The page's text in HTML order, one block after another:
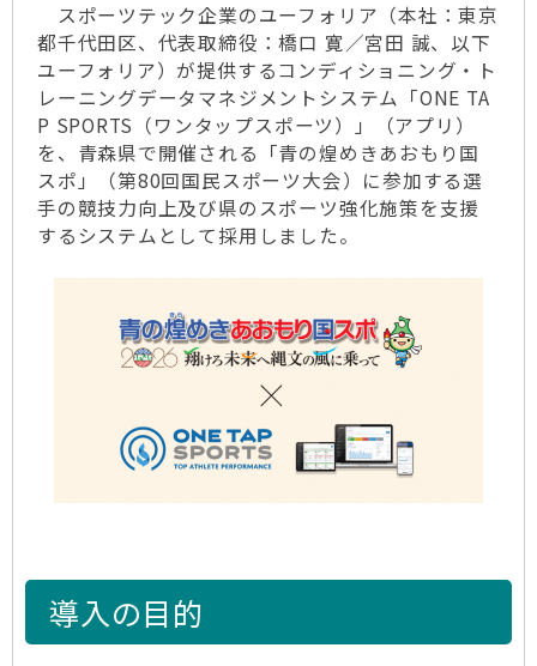
スポーツテック企業のユーフォリア（本社：東京
都千代田区、代表取締役：橋口 寛／宮田 誠、以下
ユーフォリア）が提供するコンディショニング・ト
レーニングデータマネジメントシステム「ONE TA
P SPORTS（ワンタップスポーツ）」（アプリ）
を、青森県で開催される「青の煌めきあおもり国
スポ」（第80回国民スポーツ大会）に参加する選
手の競技力向上及び県のスポーツ強化施策を支援
するシステムとして採用しました。
導入の目的